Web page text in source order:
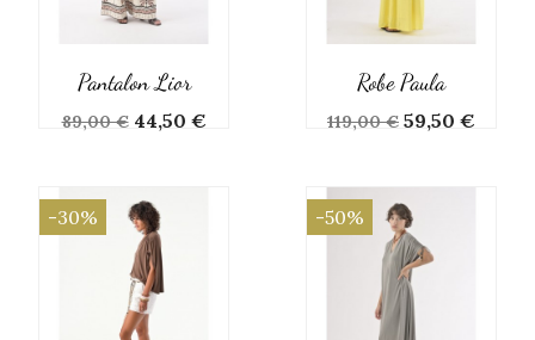
Pantalon Lior
Prix
89,00 € Prix
44,50 €
Robe Paula
Prix
119,00 € Prix
59,50 €
-30% -50%